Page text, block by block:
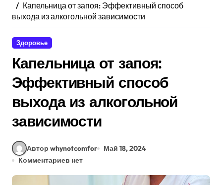
Капельница от запоя: Эффективный способ
выхода из алкогольной зависимости
Здоровье
Капельница от запоя:
Эффективный способ
выхода из алкогольной
зависимости
Автор whynotcomfor
Май 18, 2024
Комментариев нет